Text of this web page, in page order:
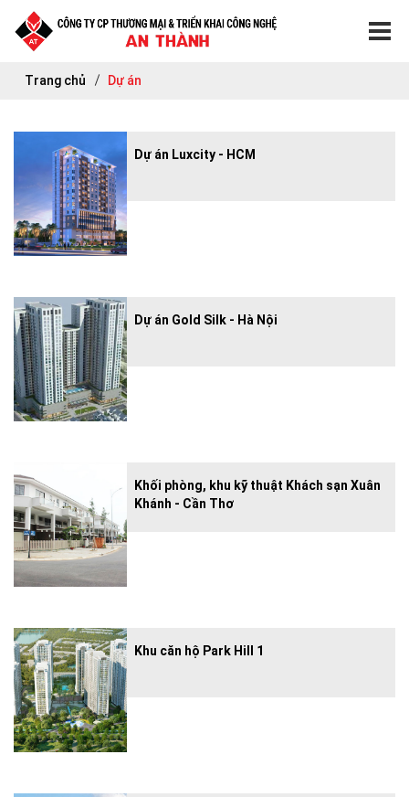
Trang chủ Dự án
Dự án Luxcity - HCM
Dự án Gold Silk - Hà Nội
Khối phòng, khu kỹ thuật Khách sạn Xuân
Khánh - Cần Thơ
Khu căn hộ Park Hill 1